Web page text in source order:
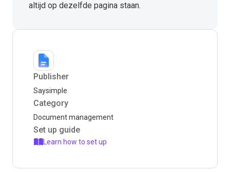
altijd op dezelfde pagina staan.
Publisher
Saysimple
Category
Document management
Set up guide
Learn how to set up